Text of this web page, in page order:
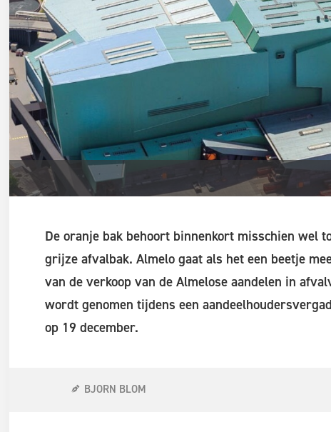
De oranje bak behoort binnenkort misschien wel
grijze afvalbak. Almelo gaat als het een beetje
van de verkoop van de Almelose aandelen in
wordt genomen tijdens een
op 19 december.
BJORN BLOM